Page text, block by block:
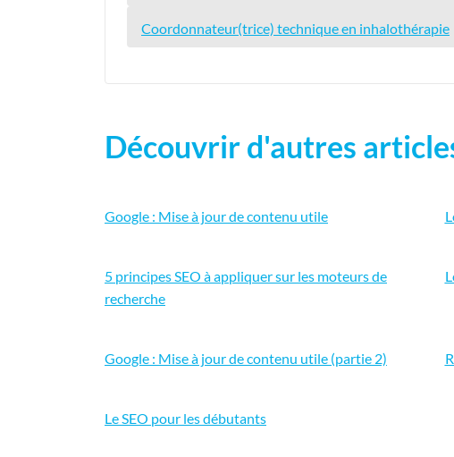
Coordonnateur(trice) technique en inhalothérapie
Découvrir d'autres
Google : Mise à jour de contenu utile
5 principes SEO à appliquer sur les moteurs de
recherche
Google : Mise à jour de contenu utile (partie 2)
Le SEO pour les débutants